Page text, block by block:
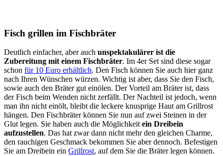
Fisch grillen im Fischbräter
Deutlich einfacher, aber auch unspektakulärer ist die
Zubereitung mit einem Fischbräter. Im 4er Set sind diese sogar
schon für 10 Euro erhältlich. Den Fisch können Sie auch hier ganz
nach Ihren Wünschen würzen. Wichtig ist aber, dass Sie den Fisch,
sowie auch den Bräter gut einölen. Der Vorteil am Bräter ist, dass
der Fisch beim Wenden nicht zerfällt. Der Nachteil ist jedoch, wenn
man ihn nicht einölt, bleibt die leckere knusprige Haut am Grillrost
hängen. Den Fischbräter können Sie nun auf zwei Steinen in der
Glut legen. Sie haben auch die Möglichkeit ein Dreibein
aufzustellen. Das hat zwar dann nicht mehr den gleichen Charme,
den rauchigen Geschmack bekommen Sie aber dennoch. Befestigen
Sie am Dreibein ein Grillrost, auf dem Sie die Bräter legen können.